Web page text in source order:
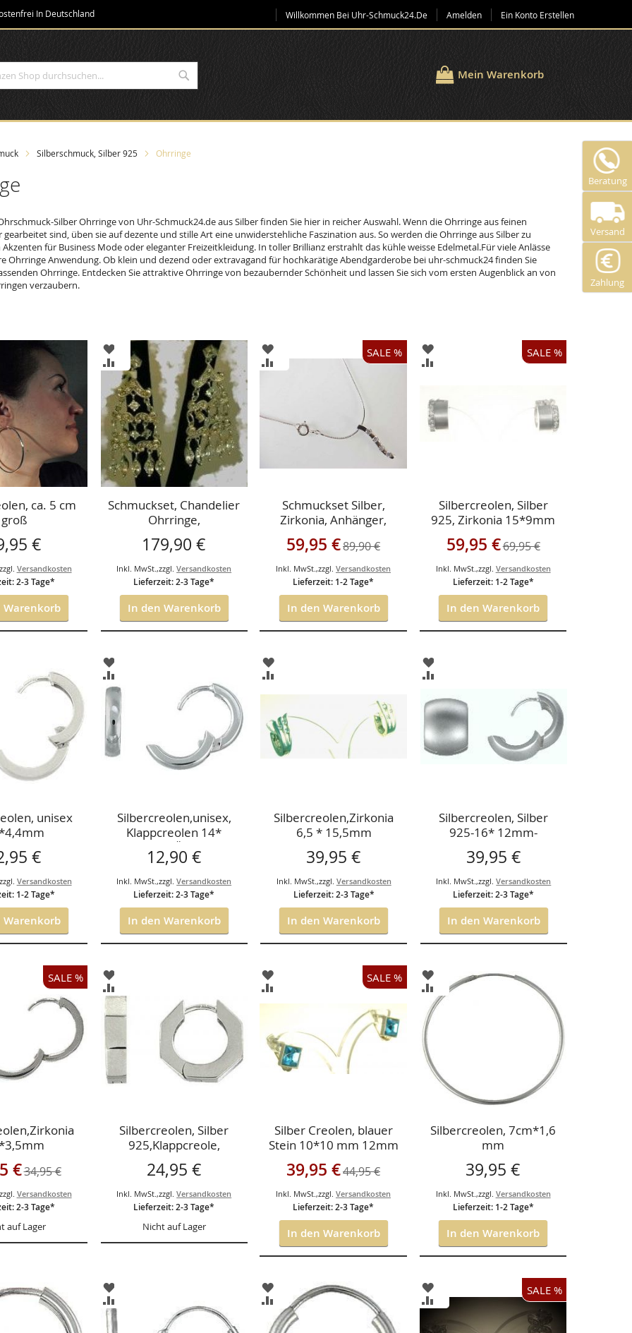
In Deutschland
zum
Willkommen Bei Uhr-Schmuck24.de Amelden Ein Konto Erstellen
Mein Warenkorb
Silberschmuck, Silber 925 Ohrringe
Silber Ohrringe von Uhr-Schmuck24.de aus Silber finden Sie hier in reicher Auswahl. Wenn die Ohrringe aus feinen
gearbeitet sind, üben sie auf dezente und stille Art eine unwiderstehliche Faszination aus. So werden die Ohrringe aus Silber zu
für Business Mode oder eleganter Freizeitkleidung. In toller Brillianz erstrahlt das kühle weisse Edelmetal.Für viele Anlässe
Ohrringe Anwendung. Ob klein und dezend oder extravagand für hochkarätige Abendgarderobe bei uhr-schmuck24 finden Sie
Ohrringe. Entdecken Sie attraktive Ohrringe von bezaubernder Schönheit und lassen Sie sich vom ersten Augenblick an von
verzaubern.
ca. 5 cm
groß
€
zzgl. Versandkosten
2-3 Tage*
Warenkorb
ZUR
WUNSCHLISTE
HINZUFÜGEN
ZUR
VERGLEICHSLISTE
HINZUFÜGEN
Schmuckset, Chandelier
Ohrringe,
Anhänger,Kette
179,90 €
Inkl. MwSt.,zzgl.Versandkosten
Lieferzeit: 2-3 Tage*
In den Warenkorb
ZUR
WUNSCHLISTE
HINZUFÜGEN
ZUR
VERGLEICHSLISTE
SALE %
Schmuckset Silber,
Zirkonia, Anhänger,
Ring, Ohrstecker, Kette
Sonderangebot
59,95 €89,90 €
Inkl. MwSt.,zzgl.Versandkosten
Lieferzeit: 1-2 Tage*
In den Warenkorb
ZUR
WUNSCHLISTE
ZUR
SALE %
Silbercreolen, Silber
925, Zirkonia 15*9mm
Sonderangebot
59,95 €69,95 €
Inkl. MwSt.,zzgl. Versandkosten
Lieferzeit: 1-2 Tage*
In den Warenkorb
unisex
€
zzgl. Versandkosten
1-2 Tage*
Warenkorb
ZUR
WUNSCHLISTE
HINZUFÜGEN
ZUR
VERGLEICHSLISTE
HINZUFÜGEN
Silbercreolen,unisex,
Klappcreolen 14*
2,6mm, STÜCKPREIS.
12,90 €
Inkl. MwSt.,zzgl.Versandkosten
Lieferzeit: 2-3 Tage*
In den Warenkorb
ZUR
WUNSCHLISTE
ZUR
Silbercreolen,Zirkonia
6,5 * 15,5mm
39,95 €
Inkl. MwSt.,zzgl. Versandkosten
Lieferzeit: 2-3 Tage*
In den Warenkorb
ZUR
WUNSCHLISTE
ZUR
HINZUFÜGEN
Silbercreolen, Silber
925-16* 12mm-
39,95 €
Inkl. MwSt.,zzgl.Versandkosten
Lieferzeit: 2-3 Tage*
In den Warenkorb
SALE %
€34,95 €
zzgl. Versandkosten
2-3 Tage*
auf Lager
ZUR
WUNSCHLISTE
HINZUFÜGEN
ZUR
VERGLEICHSLISTE
HINZUFÜGEN
Silbercreolen, Silber
925,Klappcreole,
15*2,7mm,Zirkonia
24,95 €
Inkl. MwSt.,zzgl.Versandkosten
Lieferzeit: 2-3 Tage*
Nicht auf Lager
ZUR
SALE %
Silber Creolen, blauer
Stein 10*10 mm 12mm
hoch
Sonderangebot
39,95 €44,95 €
Inkl. MwSt.,zzgl.Versandkosten
Lieferzeit: 2-3 Tage*
In den Warenkorb
ZUR
WUNSCHLISTE
HINZUFÜGEN
ZUR
VERGLEICHSLISTE
HINZUFÜGEN
Silbercreolen, 7cm*1,6
mm
39,95 €
Inkl. MwSt.,zzgl. Versandkosten
Lieferzeit: 1-2 Tage*
In den Warenkorb
ZUR
WUNSCHLISTE
HINZUFÜGEN
ZUR
VERGLEICHSLISTE
HINZUFÜGEN
ZUR
WUNSCHLISTE
HINZUFÜGEN
VERGLEICHSLISTE
HINZUFÜGEN
ZUR
WUNSCHLISTE
HINZUFÜGEN
ZUR
VERGLEICHSLISTE
HINZUFÜGEN
SALE %
Beratung
Versand
Zahlung